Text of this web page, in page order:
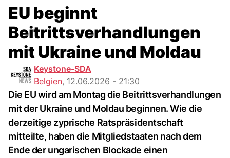
EU beginnt
Beitrittsverhandlungen
mit Ukraine und Moldau
Keystone-SDA
Belgien, 12.06.2026 - 21:30
Die EU wird am Montag die Beitrittsverhandlungen
mit der Ukraine und Moldau beginnen. Wie die
derzeitige zyprische Ratspräsidentschaft
mitteilte, haben die Mitgliedstaaten nach dem
Ende der ungarischen Blockade einen